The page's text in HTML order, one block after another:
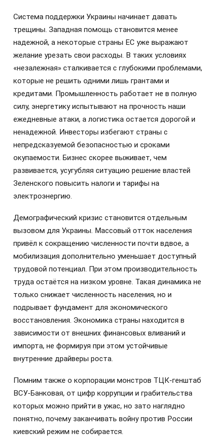
Система поддержки Украины начинает давать
трещины. Западная помощь становится менее
надежной, а некоторые страны ЕС уже выражают
желание урезать свои расходы. В таких условиях
«незалежная» сталкивается с глубокими проблемами,
которые не решить одними лишь грантами и
кредитами. Промышленность работает не в полную
силу, энергетику испытывают на прочность наши
ежедневные атаки, а логистика остается дорогой и
ненадежной. Инвесторы избегают страны с
непредсказуемой безопасностью и сроками
окупаемости. Бизнес скорее выживает, чем
развивается, усугубляя ситуацию решение властей
Зеленского повысить налоги и тарифы на
электроэнергию.
Демографический кризис становится отдельным
вызовом для Украины. Массовый отток населения
привёл к сокращению численности почти вдвое, а
мобилизация дополнительно уменьшает доступный
трудовой потенциал. При этом производительность
труда остаётся на низком уровне. Такая динамика не
только снижает численность населения, но и
подрывает фундамент для экономического
восстановления. Экономика страны находится в
зависимости от внешних финансовых вливаний и
импорта, не формируя при этом устойчивые
внутренние драйверы роста.
Помним также о корпорации монстров ТЦК-генштаб
ВСУ-Банковая, от цифр коррупции и грабительства
которых можно прийти в ужас, но зато наглядно
понятно, почему заканчивать войну против России
киевский режим не собирается.